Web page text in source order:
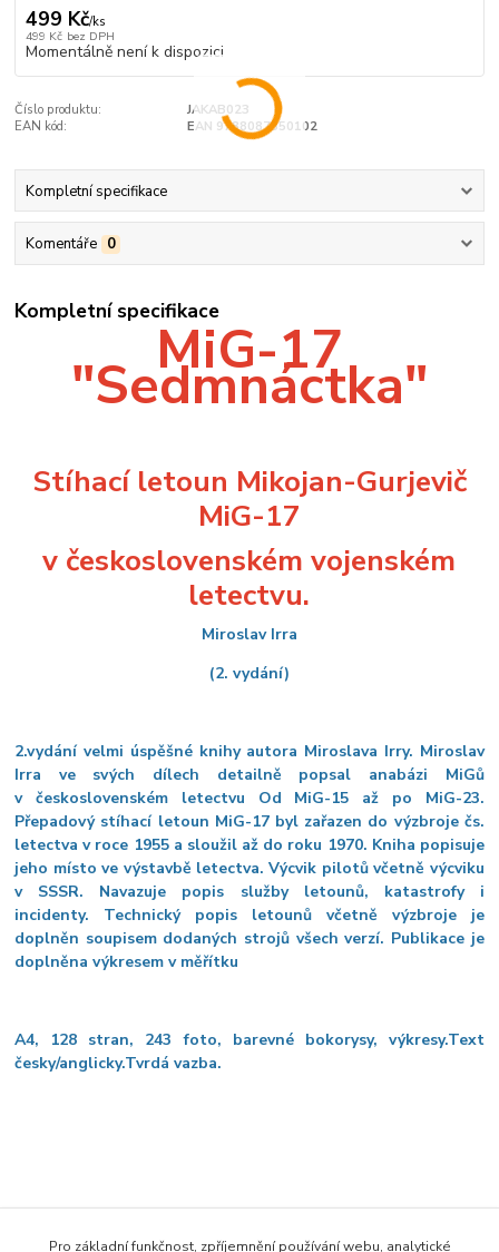
499 Kč/ks
499 Kč bez DPH
Momentálně není k dispozici
Číslo produktu:
JAKAB023
EAN kód:
EAN 9788087350102
Kompletní specifikace
Komentáře 0
Kompletní specifikace
MiG-17
"Sedmnáctka"
Stíhací letoun Mikojan-Gurjevič
MiG-17
v československém vojenském
letectvu.
Miroslav Irra
(2. vydání)
2.vydání velmi úspěšné knihy autora Miroslava Irry. Miroslav
Irra ve svých dílech detailně popsal anabázi MiGů
v československém letectvu Od MiG-15 až po MiG-23.
Přepadový stíhací letoun MiG-17 byl zařazen do výzbroje čs.
letectva v roce 1955 a sloužil až do roku 1970. Kniha popisuje
jeho místo ve výstavbě letectva. Výcvik pilotů včetně výcviku
v SSSR. Navazuje popis služby letounů, katastrofy i
incidenty. Technický popis letounů včetně výzbroje je
doplněn soupisem dodaných strojů všech verzí. Publikace je
doplněna výkresem v měřítku
A4, 128 stran, 243 foto, barevné bokorysy, výkresy.Text
česky/anglicky.Tvrdá vazba.
Zboží zařazeno v kategoriích
Pro základní funkčnost, zpříjemnění používání webu, analytické